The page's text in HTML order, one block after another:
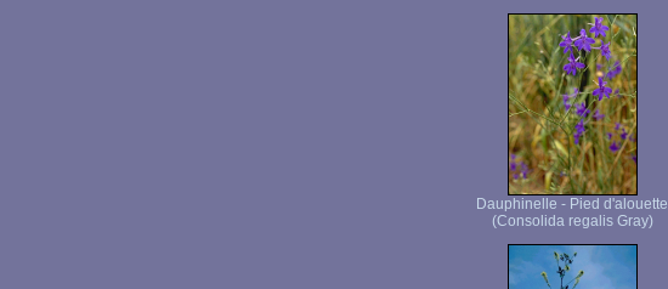
Dauphinelle - Pied d'alouette
(Consolida regalis Gray)